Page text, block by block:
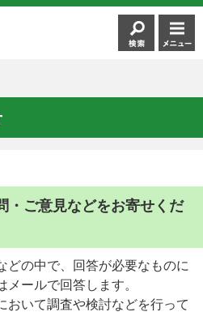
・ご意見などをお寄せくだ
どの中で、回答が必要なものに
ールで回答します。
おいて調査や検討などを行って